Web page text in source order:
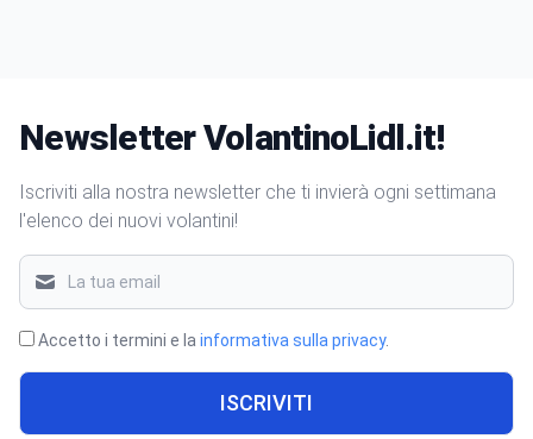
Newsletter VolantinoLidl.it!
Iscriviti alla nostra newsletter che ti invierà ogni settimana
l'elenco dei nuovi volantini!
Accetto i termini e la informativa sulla privacy.
ISCRIVITI